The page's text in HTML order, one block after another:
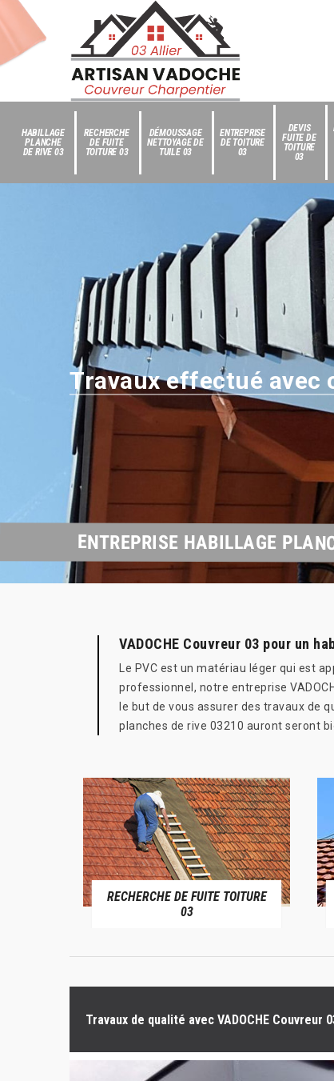
HABILLAGE
PLANCHE
DE RIVE 03
RECHERCHE
DE FUITE
TOITURE 03
DÉMOUSSAGE
NETTOYAGE DE
TUILE 03
ENTREPRISE
DE TOITURE
03
DEVIS
FUITE DE
TOITURE
03
Travaux effectué avec
ENTREPRISE HABILLAGE
VADOCHE Couvreur 03 pour un
Le PVC est un matériau léger qui est
professionnel, notre entreprise
le but de vous assurer des travaux de
planches de rive 03210 auront seront
RECHERCHE DE FUITE TOITURE
03
Travaux de qualité avec VADOCHE Couvreur